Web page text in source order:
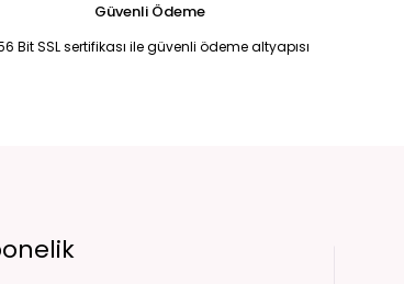
Güvenli Ödeme
Bit SSL sertifikası ile güvenli ödeme altyapısı